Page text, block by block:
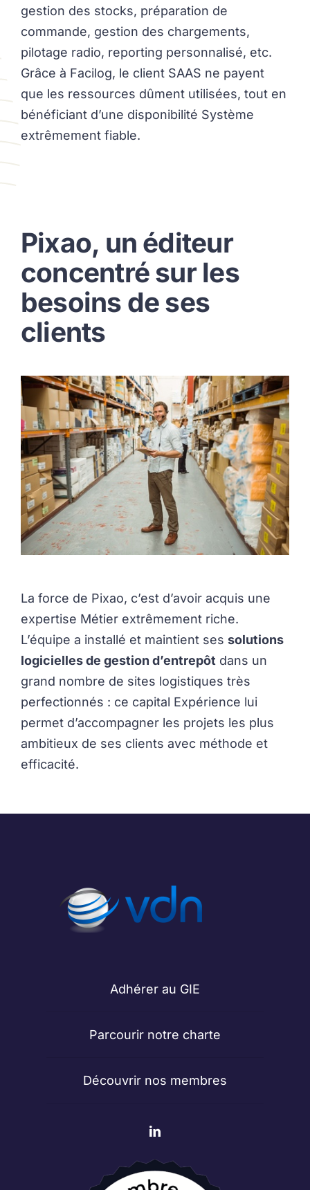
gestion des stocks, préparation de
commande, gestion des chargements,
pilotage radio, reporting personnalisé, etc.
Grâce à Facilog, le client SAAS ne payent
que les ressources dûment utilisées, tout en
bénéficiant d’une disponibilité Système
extrêmement fiable.
Pixao, un éditeur
concentré sur les
besoins de ses
clients
La force de Pixao, c’est d’avoir acquis une
expertise Métier extrêmement riche.
L’équipe a installé et maintient ses solutions
logicielles de gestion d’entrepôt dans un
grand nombre de sites logistiques très
perfectionnés : ce capital Expérience lui
permet d’accompagner les projets les plus
ambitieux de ses clients avec méthode et
efficacité.
Adhérer au GIE
Parcourir notre charte
Découvrir nos membres